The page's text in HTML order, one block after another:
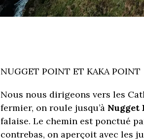
NUGGET POINT ET KAKA POINT
Nous nous dirigeons vers les
fermier, on roule jusqu’à Nugget
falaise. Le chemin est ponctué
contrebas, on aperçoit avec les